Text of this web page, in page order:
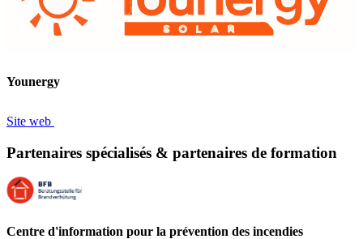
Younergy
Site web
Partenaires spécialisés & partenaires de formation
Centre d'information pour la prévention des incendies